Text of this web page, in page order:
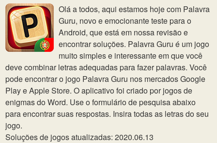
Olá a todos, aqui estamos hoje com Palavra
Guru, novo e emocionante teste para o
Android, que está em nossa revisão e
encontrar soluções. Palavra Guru é um jogo
muito simples e interessante em que você
deve combinar letras adequadas para fazer palavras. Você
pode encontrar o jogo Palavra Guru nos mercados Google
Play e Apple Store. O aplicativo foi criado por jogos de
enigmas do Word. Use o formulário de pesquisa abaixo
para encontrar suas respostas. Insira todas as letras do seu
jogo.
Soluções de jogos atualizadas: 2020.06.13